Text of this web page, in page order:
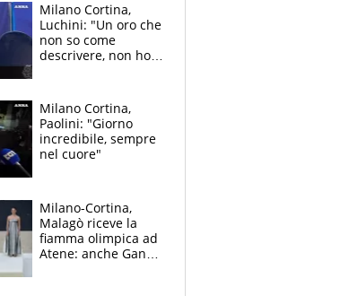
Milano Cortina,
Luchini: "Un oro che
non so come
descrivere, non ho
Milano Cortina,
Paolini: "Giorno
incredibile, sempre
nel cuore"
Milano-Cortina,
Malagò riceve la
fiamma olimpica ad
Atene: anche Ganna